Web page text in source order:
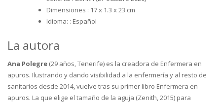
Dimensiones : 17 x 1.3 x 23 cm
Idioma: : Español
La autora
Ana Polegre (29 años, Tenerife) es la creadora de Enfermera en
apuros. Ilustrando y dando visibilidad a la enfermería y al resto de
sanitarios desde 2014, vuelve tras su primer libro Enfermera en
apuros. La que elige el tamaño de la aguja (Zenith, 2015) para